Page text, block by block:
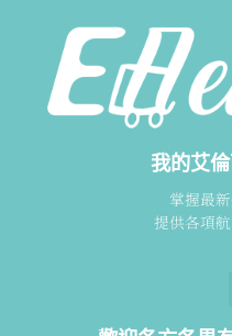
我的艾
掌握最
提供各項